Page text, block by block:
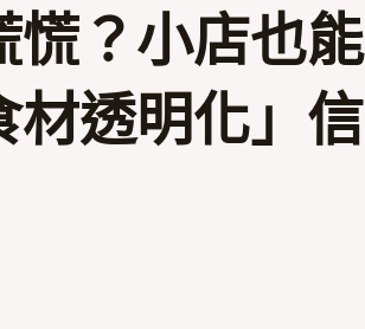
？小店也能
透明化」信